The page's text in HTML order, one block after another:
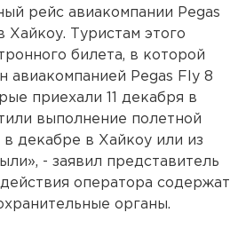
рейс авиакомпании Pegas
Хайкоу. Туристам этого
билета, в которой
авиакомпанией Pegas Fly 8
приехали 11 декабря в
выполнение полетной
декабре в Хайкоу или из
- заявил представитель
оператора содержат
органы.